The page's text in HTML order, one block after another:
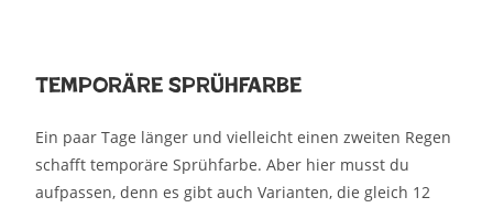
Temporäre Sprühfarbe
Ein paar Tage länger und vielleicht einen zweiten Regen
schafft temporäre Sprühfarbe. Aber hier musst du
aufpassen, denn es gibt auch Varianten, die gleich 12